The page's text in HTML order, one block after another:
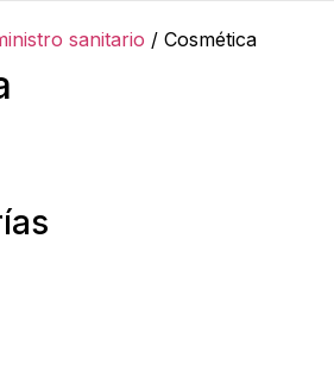
sanitario / Cosmética